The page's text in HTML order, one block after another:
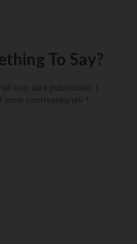
To Say?
non sarà pubblicato.
contrassegnati *